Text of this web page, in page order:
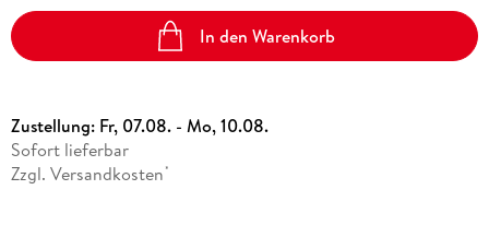
In den Warenkorb
Zustellung: Fr, 07.08. - Mo, 10.08.
Sofort lieferbar
Zzgl. Versandkosten *